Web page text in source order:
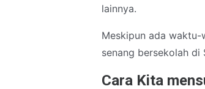
lainnya.
Meskipun ada waktu-
senang bersekolah di
Cara Kita